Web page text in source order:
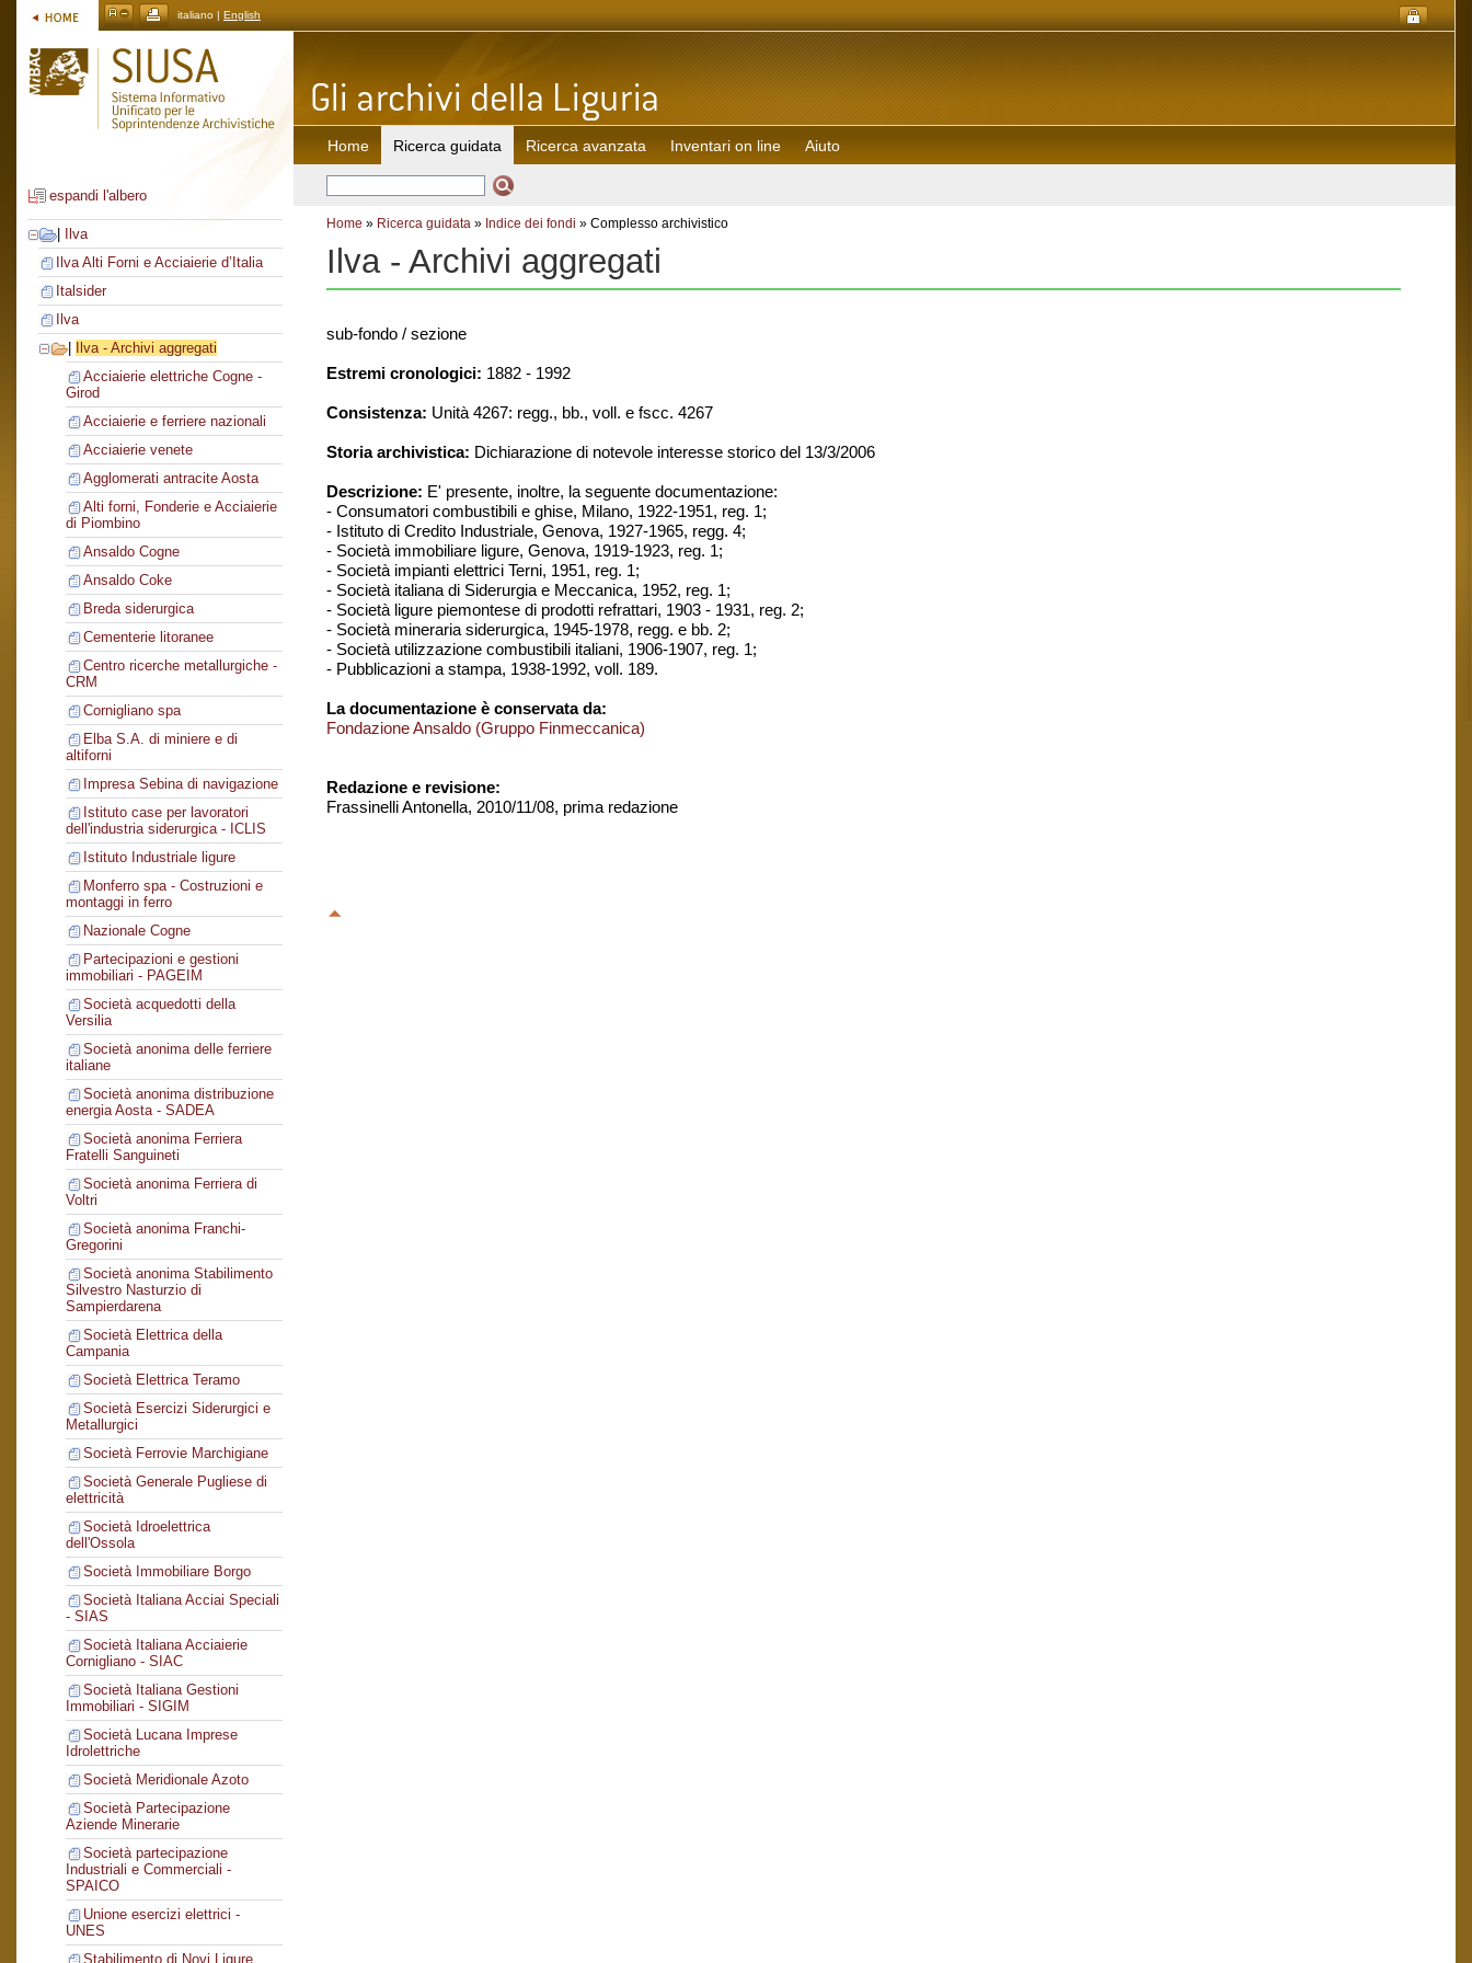
italiano | English
espandi l'albero
Ilva
Ilva Alti Forni e Acciaierie d’Italia
Italsider
Ilva
Ilva - Archivi aggregati
Acciaierie elettriche Cogne -
Girod
Acciaierie e ferriere nazionali
Acciaierie venete
Agglomerati antracite Aosta
Alti forni, Fonderie e Acciaierie
di Piombino
Ansaldo Cogne
Ansaldo Coke
Breda siderurgica
Cementerie litoranee
Centro ricerche metallurgiche -
CRM
Cornigliano spa
Elba S.A. di miniere e di
altiforni
Impresa Sebina di navigazione
Istituto case per lavoratori
dell'industria siderurgica - ICLIS
Istituto Industriale ligure
Monferro spa - Costruzioni e
montaggi in ferro
Nazionale Cogne
Partecipazioni e gestioni
immobiliari - PAGEIM
Società acquedotti della
Versilia
Società anonima delle ferriere
italiane
Società anonima distribuzione
energia Aosta - SADEA
Società anonima Ferriera
Fratelli Sanguineti
Società anonima Ferriera di
Voltri
Società anonima Franchi-
Gregorini
Società anonima Stabilimento
Silvestro Nasturzio di
Sampierdarena
Società Elettrica della
Campania
Società Elettrica Teramo
Società Esercizi Siderurgici e
Metallurgici
Società Ferrovie Marchigiane
Società Generale Pugliese di
elettricità
Società Idroelettrica
dell'Ossola
Società Immobiliare Borgo
Società Italiana Acciai Speciali
- SIAS
Società Italiana Acciaierie
Cornigliano - SIAC
Società Italiana Gestioni
Immobiliari - SIGIM
Società Lucana Imprese
Idrolettriche
Società Meridionale Azoto
Società Partecipazione
Aziende Minerarie
Società partecipazione
Industriali e Commerciali -
SPAICO
Unione esercizi elettrici -
UNES
Stabilimento di Novi Ligure
Home Ricerca guidata Ricerca avanzata Inventari on line Aiuto
Home » Ricerca guidata » Indice dei fondi » Complesso archivistico
Ilva - Archivi aggregati
sub-fondo / sezione
Estremi cronologici: 1882 - 1992
Consistenza: Unità 4267: regg., bb., voll. e fscc. 4267
Storia archivistica: Dichiarazione di notevole interesse storico del 13/3/2006
Descrizione: E' presente, inoltre, la seguente documentazione:
- Consumatori combustibili e ghise, Milano, 1922-1951, reg. 1;
- Istituto di Credito Industriale, Genova, 1927-1965, regg. 4;
- Società immobiliare ligure, Genova, 1919-1923, reg. 1;
- Società impianti elettrici Terni, 1951, reg. 1;
- Società italiana di Siderurgia e Meccanica, 1952, reg. 1;
- Società ligure piemontese di prodotti refrattari, 1903 - 1931, reg. 2;
- Società mineraria siderurgica, 1945-1978, regg. e bb. 2;
- Società utilizzazione combustibili italiani, 1906-1907, reg. 1;
- Pubblicazioni a stampa, 1938-1992, voll. 189.
La documentazione è conservata da:
Fondazione Ansaldo (Gruppo Finmeccanica)
Redazione e revisione:
Frassinelli Antonella, 2010/11/08, prima redazione